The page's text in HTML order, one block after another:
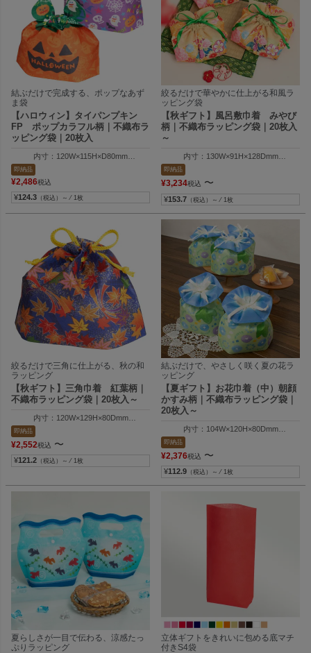
結ぶだけで完成する、ポップなあず
ま袋
【ハロウィン】タイパンプキン
FP ポップカラフル柄｜不織布ラ
ッピング袋｜20枚入
内寸：120W×115H×D80mm
外寸：120W×130H×D80mm
即納品
¥2,486税込
¥124.3 （税込）～ ⁄ 1枚
絞るだけで華やかに仕上がる和風ラ
ッピング袋
【秋ギフト】風呂敷巾着 みやび
柄｜不織布ラッピング袋｜20枚入
～
内寸：130W×91H×128Dmm
外寸：130W×110H×128Dmm
即納品
¥3,234税込 〜
¥153.7 （税込）～ ⁄ 1枚
絞るだけで三角に仕上がる、秋の和
ラッピング
【秋ギフト】三角巾着 紅葉柄｜
不織布ラッピング袋｜20枚入～
内寸：120W×129H×80Dmm
外寸：120W×147H×80Dmm
即納品
¥2,552税込 〜
¥121.2 （税込）～ ⁄ 1枚
結ぶだけで、やさしく咲く夏の花ラ
ッピング
【夏ギフト】お花巾着（中）朝顔
かすみ柄｜不織布ラッピング袋｜
20枚入～
内寸：104W×120H×80Dmm
外寸：104W×136H×80Dmm
即納品
¥2,376税込 〜
¥112.9 （税込）～ ⁄ 1枚
夏らしさが一目で伝わる、涼感たっ
ぷりラッピング
立体ギフトをきれいに包める底マチ
付きS4袋